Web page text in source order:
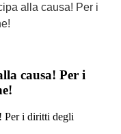
alla causa! Per i
causa! Per i
Per i diritti degli